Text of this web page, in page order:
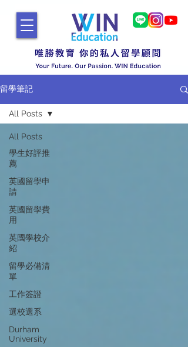
留學筆記
All Posts
學生好評推
薦
英國留學申
請
英國留學費
用
英國學校介
紹
留學必備清
單
工作簽證
選校選系
Durham
University
All Posts